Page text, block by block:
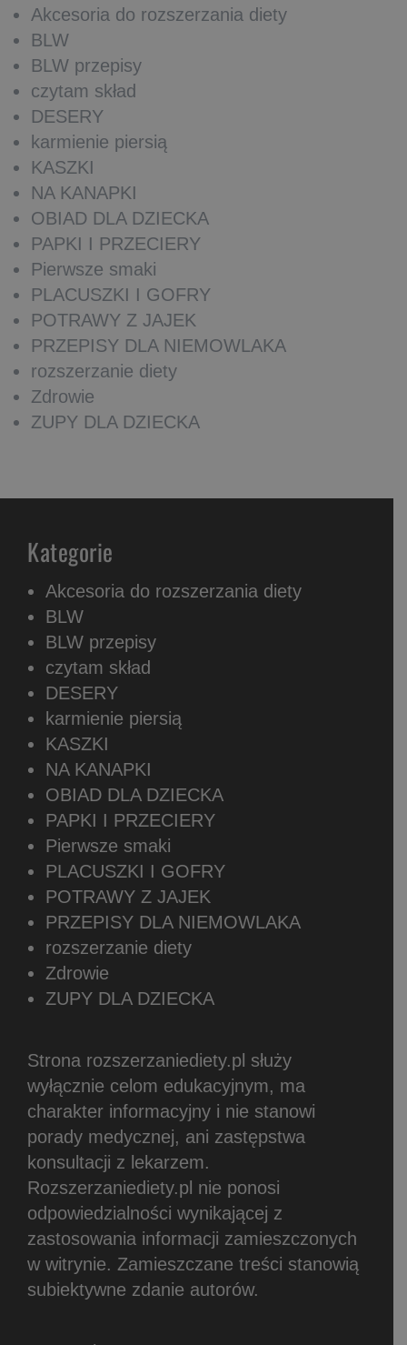
Akcesoria do rozszerzania diety
BLW
BLW przepisy
czytam skład
DESERY
karmienie piersią
KASZKI
NA KANAPKI
OBIAD DLA DZIECKA
PAPKI I PRZECIERY
Pierwsze smaki
PLACUSZKI I GOFRY
POTRAWY Z JAJEK
PRZEPISY DLA NIEMOWLAKA
rozszerzanie diety
Zdrowie
ZUPY DLA DZIECKA
Kategorie
Akcesoria do rozszerzania diety
BLW
BLW przepisy
czytam skład
DESERY
karmienie piersią
KASZKI
NA KANAPKI
OBIAD DLA DZIECKA
PAPKI I PRZECIERY
Pierwsze smaki
PLACUSZKI I GOFRY
POTRAWY Z JAJEK
PRZEPISY DLA NIEMOWLAKA
rozszerzanie diety
Zdrowie
ZUPY DLA DZIECKA
Strona rozszerzaniediety.pl służy
wyłącznie celom edukacyjnym, ma
charakter informacyjny i nie stanowi
porady medycznej, ani zastępstwa
konsultacji z lekarzem.
Rozszerzaniediety.pl nie ponosi
odpowiedzialności wynikającej z
zastosowania informacji zamieszczonych
w witrynie. Zamieszczane treści stanowią
subiektywne zdanie autorów.